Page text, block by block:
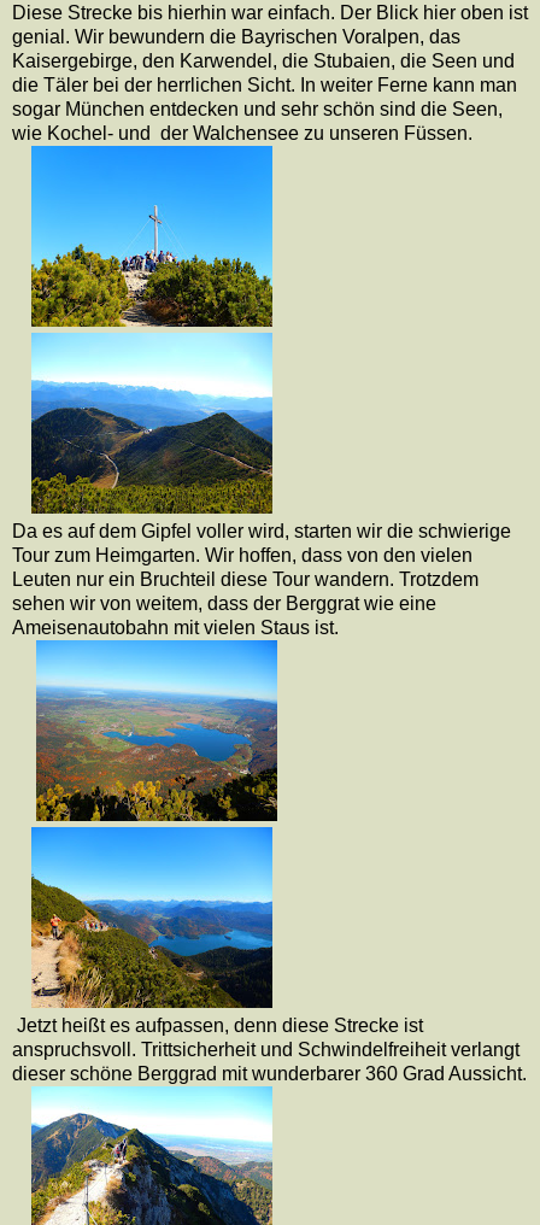
Diese Strecke bis hierhin war einfach. Der Blick hier oben ist
genial. Wir bewundern die Bayrischen Voralpen, das
Kaisergebirge, den Karwendel, die Stubaien, die Seen und
die Täler bei der herrlichen Sicht. In weiter Ferne kann man
sogar München entdecken und sehr schön sind die Seen,
wie Kochel- und der Walchensee zu unseren Füssen.
Da es auf dem Gipfel voller wird, starten wir die schwierige
Tour zum Heimgarten. Wir hoffen, dass von den vielen
Leuten nur ein Bruchteil diese Tour wandern. Trotzdem
sehen wir von weitem, dass der Berggrat wie eine
Ameisenautobahn mit vielen Staus ist.
Jetzt heißt es aufpassen, denn diese Strecke ist
anspruchsvoll. Trittsicherheit und Schwindelfreiheit verlangt
dieser schöne Berggrad mit wunderbarer 360 Grad Aussicht.